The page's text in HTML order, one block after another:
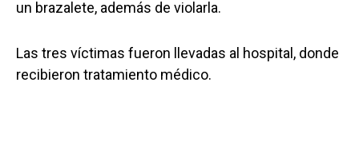
un brazalete, además de violarla.
Las tres víctimas fueron llevadas al hospital, donde
recibieron tratamiento médico.